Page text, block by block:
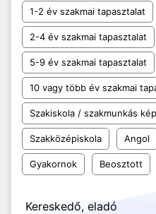
1-2 év szakmai tapasztalat
2-4 év szakmai tapasztalat
5-9 év szakmai tapasztalat
10 vagy több év szakmai
Szakiskola / szakmunkás
Szakközépiskola Angol
Gyakornok Beosztott
Kereskedő, eladó